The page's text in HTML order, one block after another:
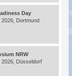
Day
Dortmund
NRW
2026, Düsseldorf